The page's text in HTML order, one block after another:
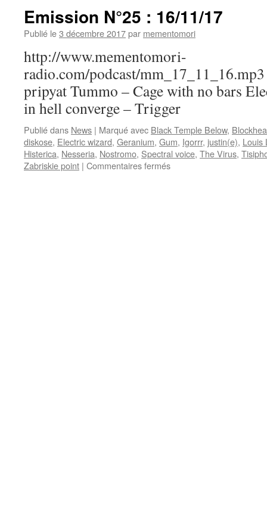
contenu
Emission N°25 : 16/11/17
Publié le3 décembre 2017par mementomori
http://www.mementomori-
radio.com/podcast/
pripyat Tummo – Cage with no bars
in hell converge – Trigger
Publié dans News | Marqué avec Black Temple Below,
diskose, Electric wizard, Geranium, Gum, Igorrr, justin(e), Louis
Histerica, Nesseria, Nostromo, Spectral voice, The Virus,
Zabriskie point | Commentaires ferméssur